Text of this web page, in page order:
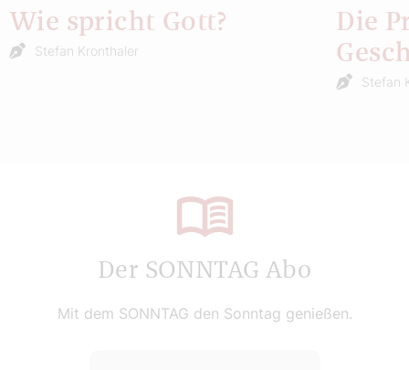
Wie spricht Gott?
Stefan Kronthaler
Die
Stefan
Der SONNTAG Abo
Mit dem SONNTAG den Sonntag genießen.